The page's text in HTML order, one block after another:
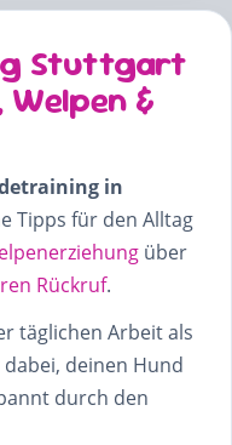
Stuttgart
&
in
Tipps für den Alltag
über
Rückruf.
täglichen Arbeit als
deinen Hund
durch den